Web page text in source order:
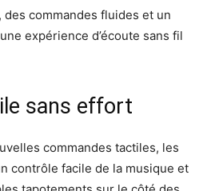
commandes fluides et un
expérience d’écoute sans fil
sans effort
commandes tactiles, les
contrôle facile de la musique et